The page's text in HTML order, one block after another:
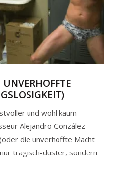
und wohl kaum
Alejandro González
die unverhoffte Macht
tragisch-düster, sondern